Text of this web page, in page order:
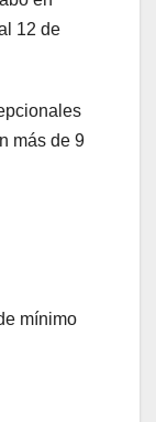
12 de
más de 9
mínimo